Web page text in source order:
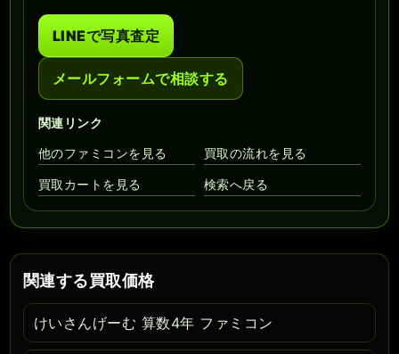
LINEで写真査定
メールフォームで相談する
関連リンク
他のファミコンを見る
買取の流れを見る
買取カートを見る 検索へ戻る
関連する買取価格
けいさんげーむ 算数4年 ファミコン